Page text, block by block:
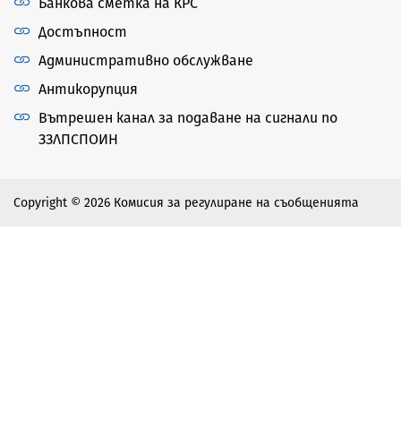
Достъпност
Административно обслужване
Антикорупция
Вътрешен канал за подаване на сигнали по
ЗЗЛПСПОИН
Copyright © 2026 Комисия за регулиране на съобщенията